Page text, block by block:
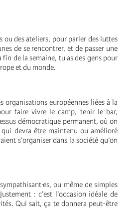
ou des ateliers, pour parler des luttes
de se rencontrer, et de passer une
de la semaine, tu as des gens pour
et du monde.
organisations européennes liées à la
faire vivre le camp, tenir le bar,
démocratique permanent, où on
devra être maintenu ou amélioré
s’organiser dans la société qu’on
ou même de simples
: c’est l’occasion idéale de
Qui sait, ça te donnera peut-être